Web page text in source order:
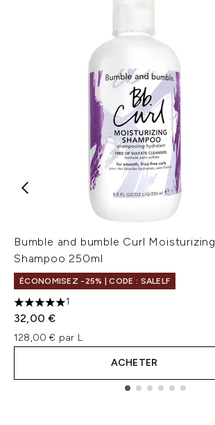
Bumble and bumble Curl Moisturizing
Shampoo 250ml
ÉCONOMISEZ -25% | CODE : SALELF
5 étoiles sur un maximum de 5
1
32,00 €
128,00 € par L
ACHETER